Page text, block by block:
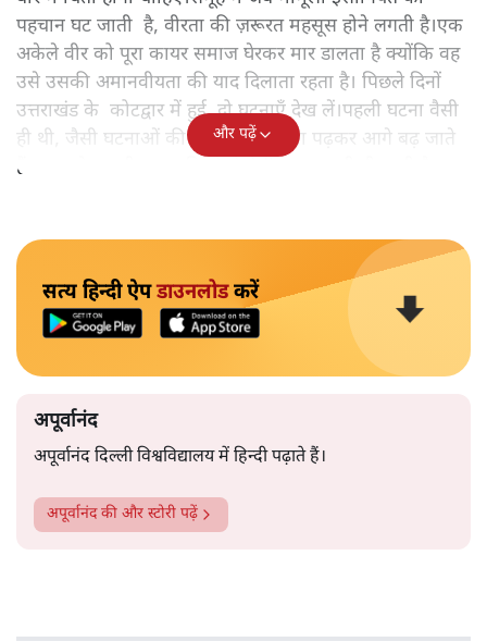
पहचान घट जाती है, वीरता की ज़रूरत महसूस होने लगती है।एक
अकेले वीर को पूरा कायर समाज घेरकर मार डालता है क्योंकि वह
उसे उसकी अमानवीयता की याद दिलाता रहता है। पिछले दिनों
उत्तराखंड के कोटद्वार में हुई दो घटनाएँ देख लें।पहली घटना वैसी
ही थी, जैसी घटनाओं की खबर हम रोज़ाना पढ़कर आगे बढ़ जाते
हैं।भारत के तक़रीबन हर हिस्से से ऐसी खबर आती ही रहती है।
और पढ़ें
सत्य हिन्दी ऐपडाउनलोडकरें
अपूर्वानंद
अपूर्वानंद दिल्ली विश्वविद्यालय में हिन्दी पढ़ाते हैं।
अपूर्वानंदकी और स्टोरी पढ़ें